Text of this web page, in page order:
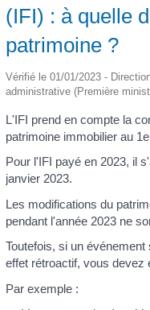
(IFI) : à quelle
patrimoine ?
Vérifié le 01/01/2023 -
administrative (Première
L'IFI prend en compte la
patrimoine immobilier au 1
Pour l'IFI payé en 2023, il
janvier 2023.
Les modifications du
pendant l'année 2023 ne
Toutefois, si un
effet rétroactif, vous devez
Par exemple :